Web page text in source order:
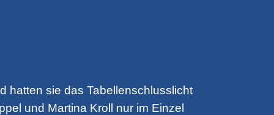
hatten sie das Tabellenschlusslicht
und Martina Kroll nur im Einzel